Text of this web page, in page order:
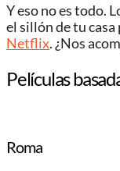
Y eso no es todo.
el sillón de tu
Netflix. ¿Nos
Películas
Roma